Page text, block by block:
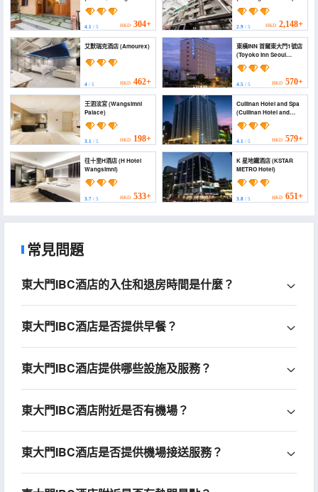
Gallery)
4.1 / 5 HKD 304+ 2.9/ 5 HKD 2,148+
艾默瑞克酒店 (Amourex)
4 / 5 HKD 462+
東橫INN 首爾東大門1號店
(Toyoko Inn Seoul
Dongdaemun No.1)
4.5/ 5 HKD 570+
王泗泫宮 (Wangsimni
Palace)
3.1 / 5 HKD 198+
Cullinan Hotel and Spa
(Cullinan Hotel and
Spa)
4.1/ 5 HKD 579+
往十里H酒店 (H Hotel
Wangsimni)
3.7 / 5 HKD 533+
K 星地鐵酒店 (KSTAR
METRO Hotel)
3.8/ 5 HKD 651+
常見問題
東大門IBC酒店的入住和退房時間是什麼？
東大門IBC酒店是否提供早餐？
東大門IBC酒店提供哪些設施及服務？
東大門IBC酒店附近是否有機場？
東大門IBC酒店是否提供機場接送服務？